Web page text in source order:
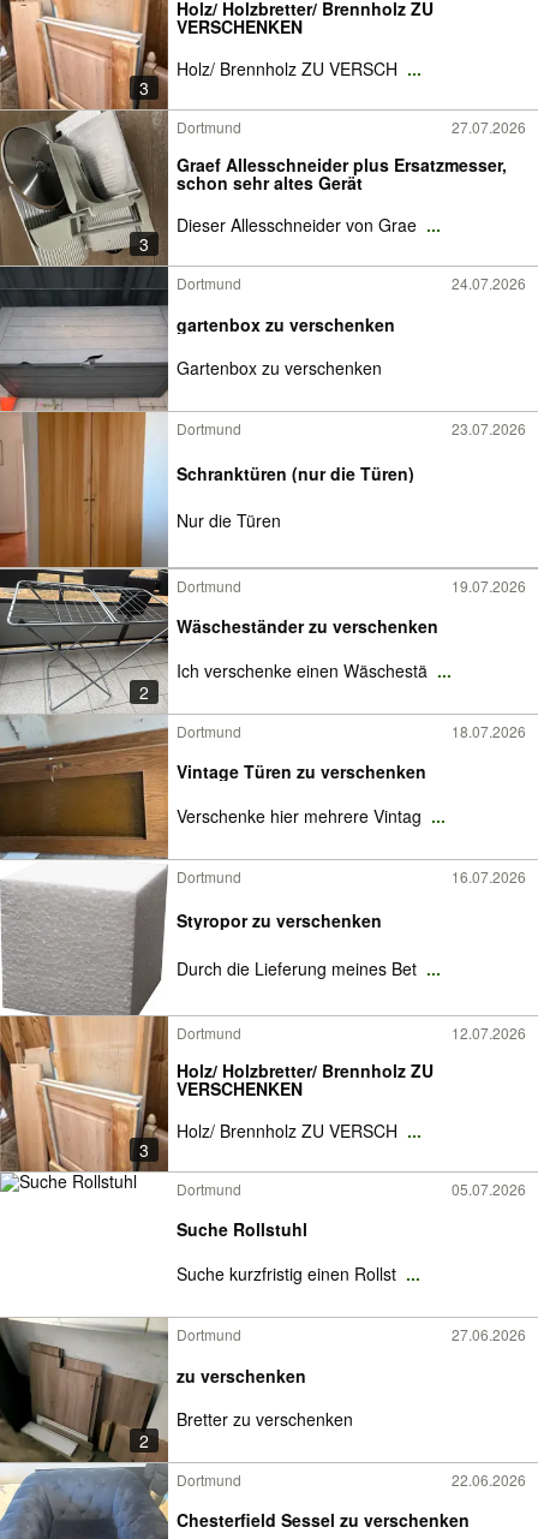
3
Holz/ Holzbretter/ Brennholz ZU
VERSCHENKEN
Holz/ Brennholz ZU VERSCH ...
3
Dortmund 27.07.2026
Graef Allesschneider plus Ersatzmesser,
schon sehr altes Gerät
Dieser Allesschneider von Grae ...
Dortmund 24.07.2026
gartenbox zu verschenken
Gartenbox zu verschenken
Dortmund 23.07.2026
Schranktüren (nur die Türen)
Nur die Türen
2
Dortmund 19.07.2026
Wäscheständer zu verschenken
Ich verschenke einen Wäschestä ...
Dortmund 18.07.2026
Vintage Türen zu verschenken
Verschenke hier mehrere Vintag ...
Dortmund 16.07.2026
Styropor zu verschenken
Durch die Lieferung meines Bet ...
3
Dortmund 12.07.2026
Holz/ Holzbretter/ Brennholz ZU
VERSCHENKEN
Holz/ Brennholz ZU VERSCH ...
Dortmund 05.07.2026
Suche Rollstuhl
Suche kurzfristig einen Rollst ...
2
Dortmund 27.06.2026
zu verschenken
Bretter zu verschenken
Dortmund 22.06.2026
Chesterfield Sessel zu verschenken